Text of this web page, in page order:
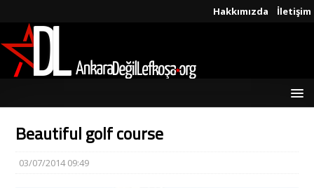
Hakkımızda İletişim
Beautiful golf course
03/07/2014 09:49